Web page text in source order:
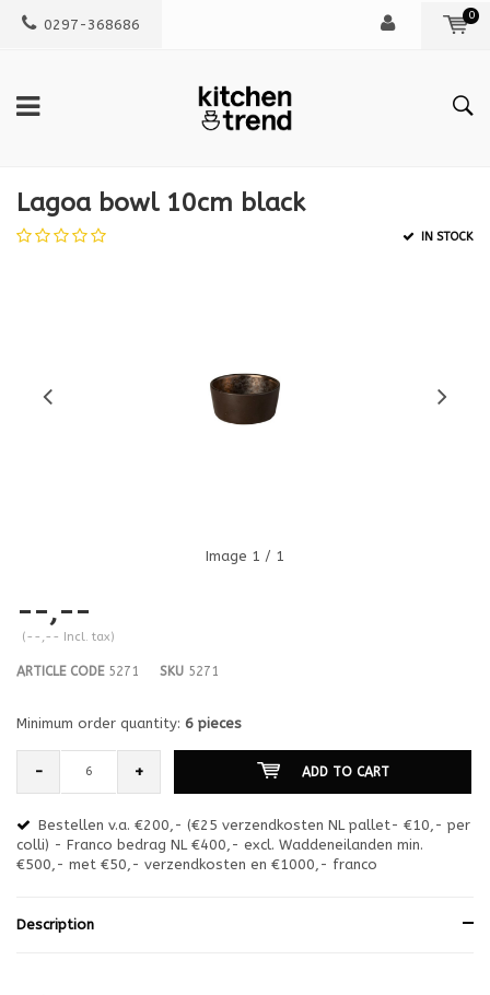
0297-368686
0
Lagoa bowl 10cm black
IN STOCK
Image 1 / 1
--,--
(--,-- Incl. tax)
ARTICLE CODE5271 SKU 5271
Minimum order quantity: 6 pieces
- + ADD TO CART
Bestellen v.a. €200,- (€25 verzendkosten NL pallet- €10,- per
colli) - Franco bedrag NL €400,- excl. Waddeneilanden min.
€500,- met €50,- verzendkosten en €1000,- franco
Description